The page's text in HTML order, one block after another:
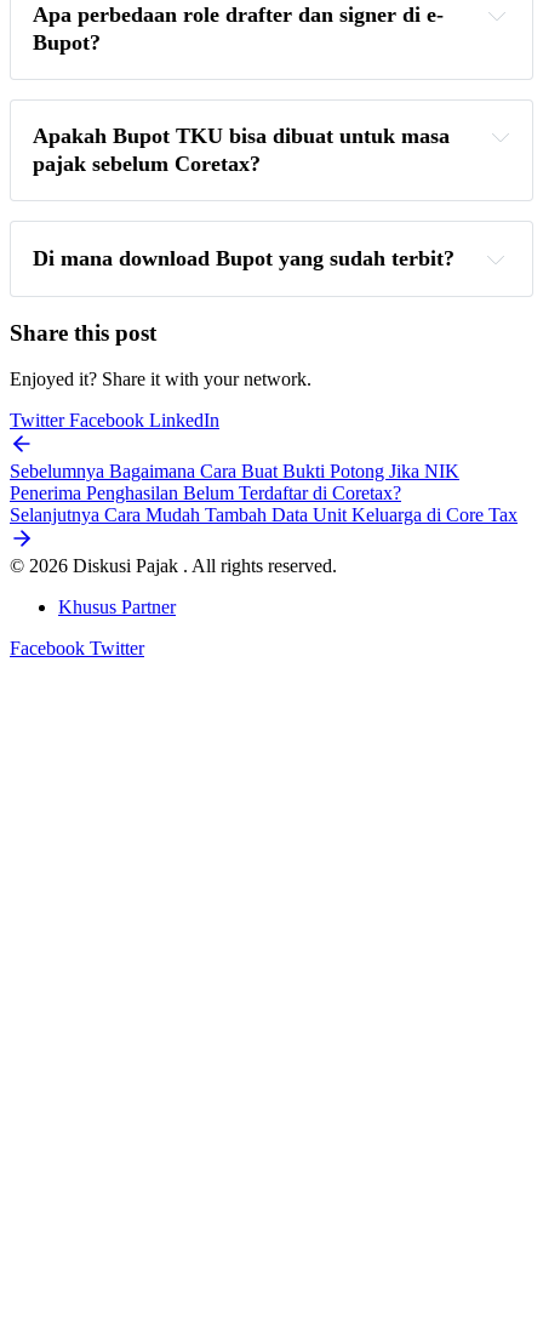
Apa perbedaan role drafter dan signer di e-
Bupot?
Apakah Bupot TKU bisa dibuat untuk masa
pajak sebelum Coretax?
Di mana download Bupot yang sudah terbit?
Share this post
Enjoyed it? Share it with your network.
TwitterFacebook LinkedIn
Sebelumnya Bagaimana Cara Buat Bukti Potong Jika NIK
Penerima Penghasilan Belum Terdaftar di Coretax?
Selanjutnya Cara Mudah Tambah Data Unit Keluarga di Core Tax
© 2026 Diskusi Pajak . All rights reserved.
Khusus Partner
Facebook Twitter